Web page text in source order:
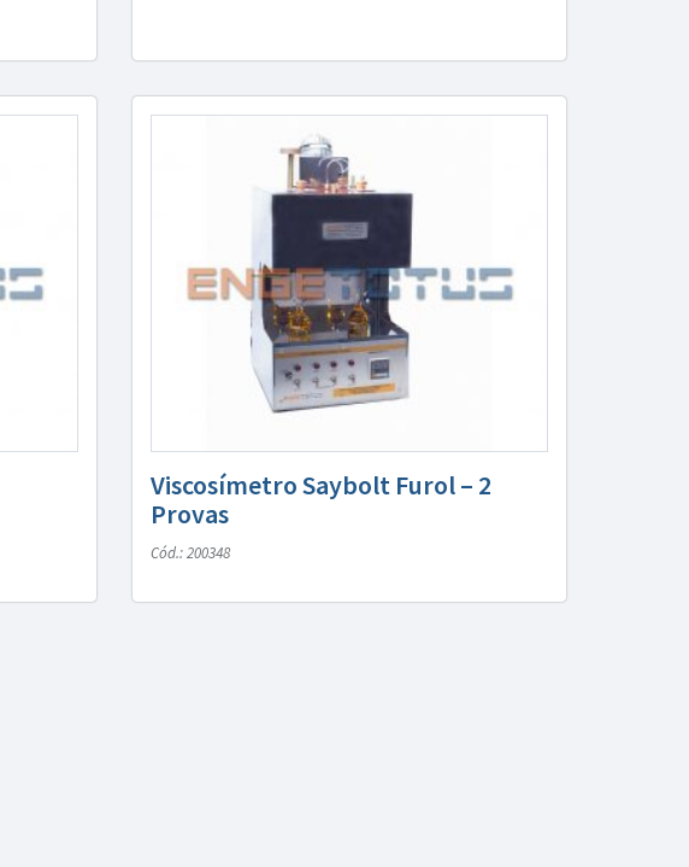
Viscosímetro Saybolt Furol – 2
Provas
Cód.: 200348